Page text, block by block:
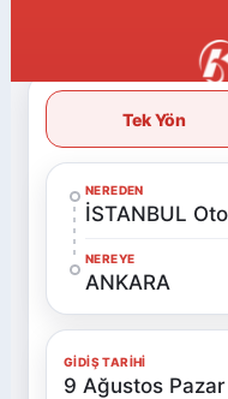
Tek Yön
NEREDEN
İSTANBUL
NEREYE
ANKARA
GIDIŞ TARIHI
9 Ağustos Pazar